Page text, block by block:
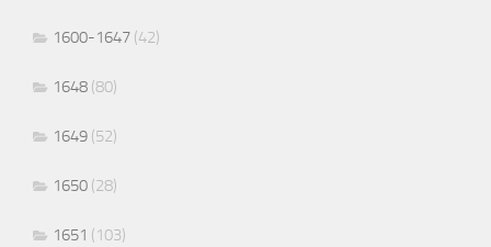
1600-1647 (42)
1648 (80)
1649 (52)
1650 (28)
1651 (103)